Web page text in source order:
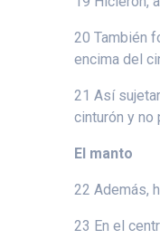
20 También
encima del
21 Así
cinturón y
El manto
22 Además,
23 En el